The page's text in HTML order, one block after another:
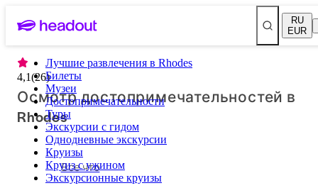
RU
EUR
Лучшие развлечения в Rhodes
Билеты
Музеи
Достопримечательности
Туры
Экскурсии с гидом
Однодневные экскурсии
Круизы
Круиз с ужином
Экскурсионные круизы
4,1(26)
Осмотр достопримечательностей в
Rhodes
Все что